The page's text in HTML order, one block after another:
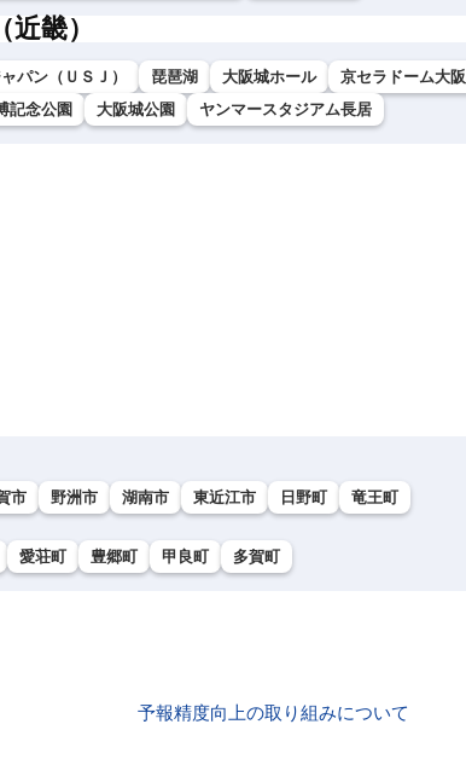
畿）
パン（ＵＳＪ） 琵琶湖 大阪城ホール
京セラドーム大阪
記念公園 大阪城公園 ヤンマースタジアム長居
市 野洲市 湖南市 東近江市 日野町 竜王町
愛荘町 豊郷町 甲良町 多賀町
予報精度向上の取り組みについて